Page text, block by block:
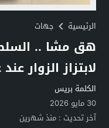
الرئيسية جهات
هق مشا ..
لابتزاز الزوار
الكلمة بريس
30 مايو 2026
آخر تحديث :منذ شهرين